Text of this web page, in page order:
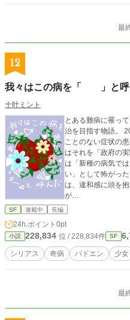
最
12
我々はこの病を「 」と呼
十叶ミント
とある難病に罹っ
治を目指す物語。
ことのない症状の
はそれを「政府の
は「新種の病気で
い」として怖がっ
は、違和感に頭を
が…
SF 連載中 長編
24h.ポイント 0pt
小説 228,834 位 / 228,834件 SF
シリアス 奇病 バドエン 少女
最